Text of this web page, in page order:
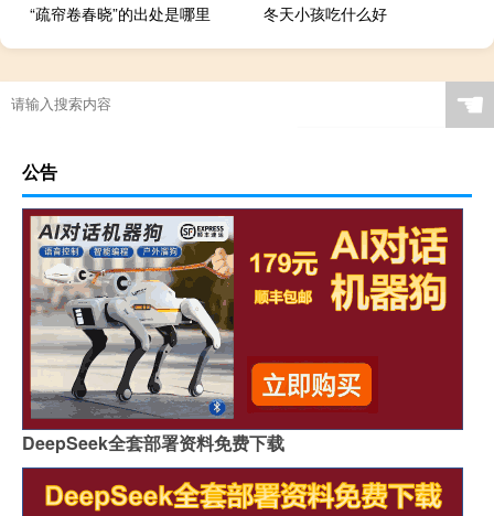
“疏帘卷春晓”的出处是哪里
冬天小孩吃什么好
☚
公告
DeepSeek全套部署资料免费下载